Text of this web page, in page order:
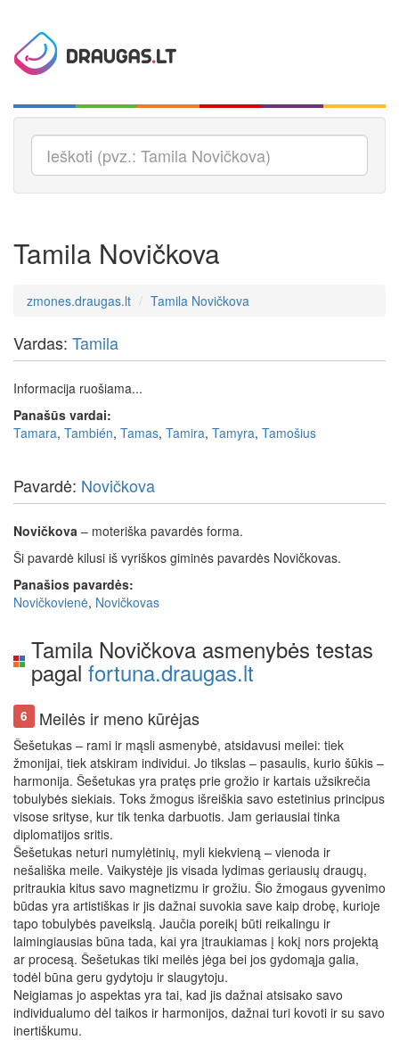
Tamila Novičkova
zmones.draugas.lt Tamila Novičkova
Vardas: Tamila
Informacija ruošiama...
Panašūs vardai:
Tamara, También, Tamas, Tamira, Tamyra, Tamošius
Pavardė: Novičkova
Novičkova – moteriška pavardės forma.
Ši pavardė kilusi iš vyriškos giminės pavardės Novičkovas.
Panašios pavardės:
Novičkovienė, Novičkovas
Tamila Novičkova asmenybės testas
pagal fortuna.draugas.lt
6 Meilės ir meno kūrėjas
Šešetukas – rami ir mąsli asmenybė, atsidavusi meilei: tiek
žmonijai, tiek atskiram individui. Jo tikslas – pasaulis, kurio šūkis –
harmonija. Šešetukas yra pratęs prie grožio ir kartais užsikrečia
tobulybės siekiais. Toks žmogus išreiškia savo estetinius principus
visose srityse, kur tik tenka darbuotis. Jam geriausiai tinka
diplomatijos sritis.
Šešetukas neturi numylėtinių, myli kiekvieną – vienoda ir
nešališka meile. Vaikystėje jis visada lydimas geriausių draugų,
pritraukia kitus savo magnetizmu ir grožiu. Šio žmogaus gyvenimo
būdas yra artistiškas ir jis dažnai suvokia save kaip drobę, kurioje
tapo tobulybės paveikslą. Jaučia poreikį būti reikalingu ir
laimingiausias būna tada, kai yra įtraukiamas į kokį nors projektą
ar procesą. Šešetukas tiki meilės jėga bei jos gydomąja galia,
todėl būna geru gydytoju ir slaugytoju.
Neigiamas jo aspektas yra tai, kad jis dažnai atsisako savo
individualumo dėl taikos ir harmonijos, dažnai turi kovoti ir su savo
inertiškumu.